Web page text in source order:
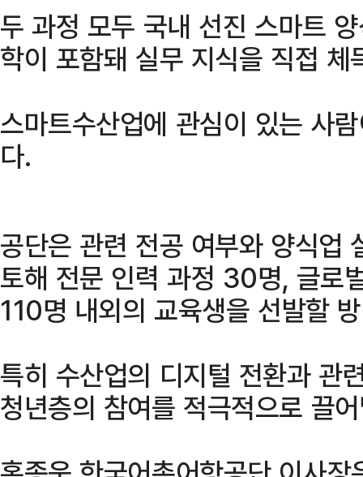
두 과정 모두 국내 선진 스마트
학이 포함돼 실무 지식을 직접 체
스마트수산업에 관심이 있는 사
다.
공단은 관련 전공 여부와 양식업
토해 전문 인력 과정 30명, 글로
110명 내외의 교육생을 선발할
특히 수산업의 디지털 전환과 관
청년층의 참여를 적극적으로 끌